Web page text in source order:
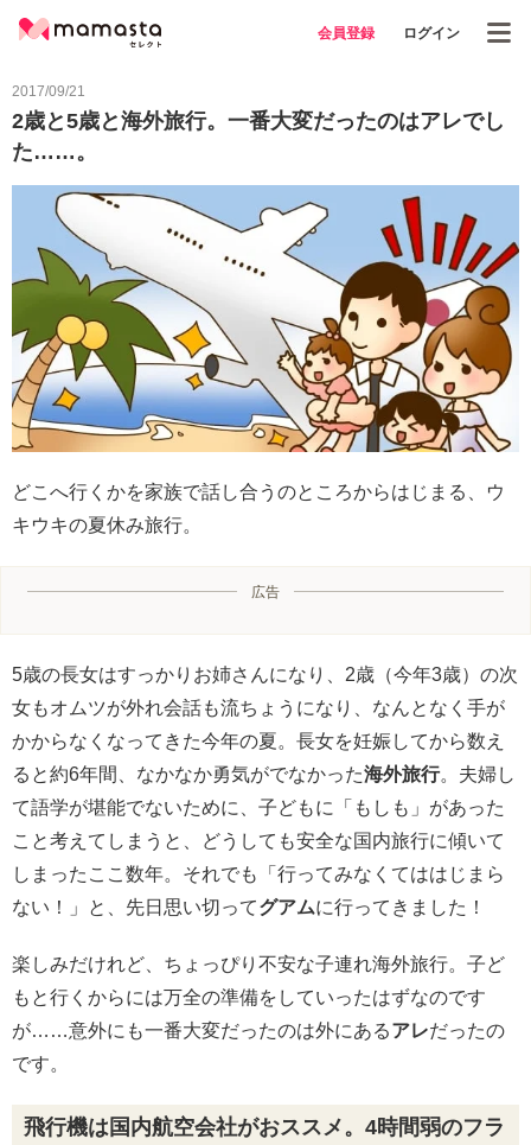
会員登録 ログイン
2017/09/21
2歳と5歳と海外旅行。一番大変だったのはアレでし
た……。
どこへ行くかを家族で話し合うのところからはじまる、ウ
キウキの夏休み旅行。
広告
5歳の長女はすっかりお姉さんになり、2歳（今年3歳）の次
女もオムツが外れ会話も流ちょうになり、なんとなく手が
かからなくなってきた今年の夏。長女を妊娠してから数え
ると約6年間、なかなか勇気がでなかった海外旅行。夫婦し
て語学が堪能でないために、子どもに「もしも」があった
こと考えてしまうと、どうしても安全な国内旅行に傾いて
しまったここ数年。それでも「行ってみなくてははじまら
ない！」と、先日思い切ってグアムに行ってきました！
楽しみだけれど、ちょっぴり不安な子連れ海外旅行。子ど
もと行くからには万全の準備をしていったはずなのです
が……意外にも一番大変だったのは外にあるアレだったの
です。
飛行機は国内航空会社がおススメ。4時間弱のフラ